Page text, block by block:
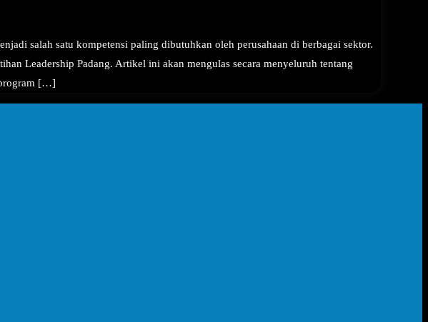
salah satu kompetensi paling dibutuhkan oleh perusahaan di berbagai sektor.
Leadership Padang. Artikel ini akan mengulas secara menyeluruh tentang
[…]